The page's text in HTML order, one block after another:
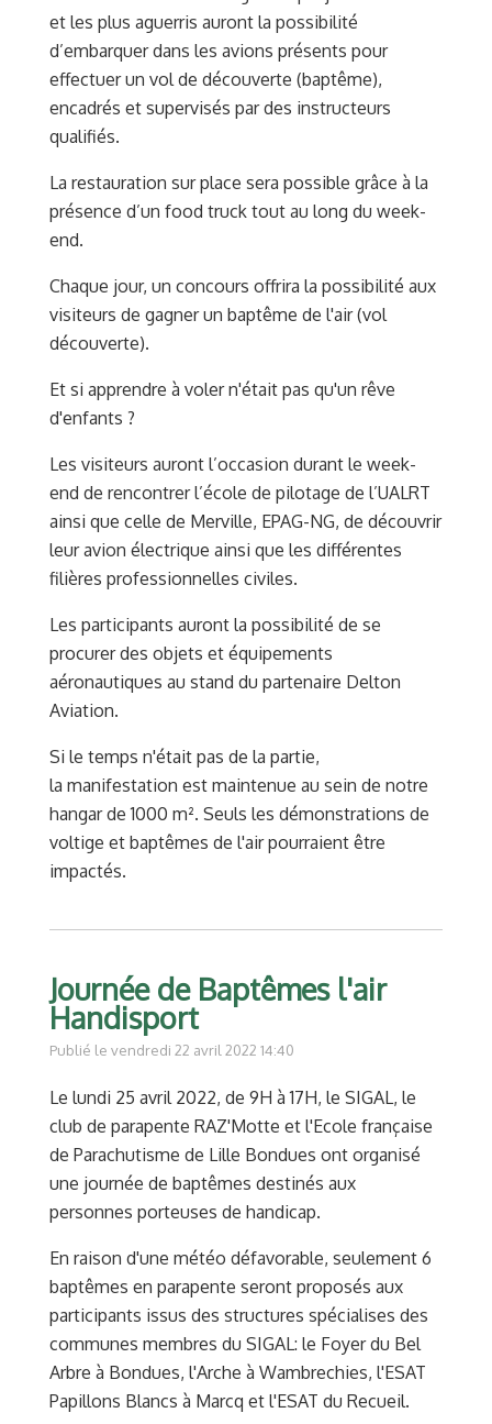
et les plus aguerris auront la possibilité
d’embarquer dans les avions présents pour
effectuer un vol de découverte (baptême),
encadrés et supervisés par des instructeurs
qualifiés.
La restauration sur place sera possible grâce à la
présence d’un food truck tout au long du week-
end.
Chaque jour, un concours offrira la possibilité aux
visiteurs de gagner un baptême de l'air (vol
découverte).
Et si apprendre à voler n'était pas qu'un rêve
d'enfants ?
Les visiteurs auront l’occasion durant le week-
end de rencontrer l’école de pilotage de l’UALRT
ainsi que celle de Merville, EPAG-NG, de découvrir
leur avion électrique ainsi que les différentes
filières professionnelles civiles.
Les participants auront la possibilité de se
procurer des objets et équipements
aéronautiques au stand du partenaire Delton
Aviation.
Si le temps n'était pas de la partie,
la manifestation est maintenue au sein de notre
hangar de 1000 m². Seuls les démonstrations de
voltige et baptêmes de l'air pourraient être
impactés.
Journée de Baptêmes l'air
Handisport
Publié le vendredi 22 avril 2022 14:40
Le lundi 25 avril 2022, de 9H à 17H, le SIGAL, le
club de parapente RAZ'Motte et l'Ecole française
de Parachutisme de Lille Bondues ont organisé
une journée de baptêmes destinés aux
personnes porteuses de handicap.
En raison d'une météo défavorable, seulement 6
baptêmes en parapente seront proposés aux
participants issus des structures spécialises des
communes membres du SIGAL: le Foyer du Bel
Arbre à Bondues, l'Arche à Wambrechies, l'ESAT
Papillons Blancs à Marcq et l'ESAT du Recueil.